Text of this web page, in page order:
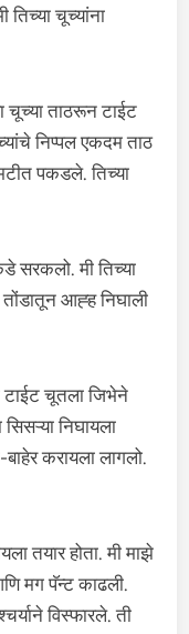
तिच्या चूच्यांना
चूच्या ताठरून टाईट
निप्पल एकदम ताठ
पकडले. तिच्या
सरकलो. मी तिच्या
आह्ह निघाली
टाईट चूतला जिभेने
निघायला
करायला लागलो.
तयार होता. मी माझे
मग पॅन्ट काढली.
विस्फारले. ती